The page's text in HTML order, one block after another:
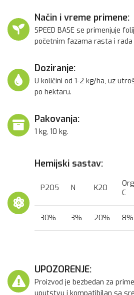
Način i vreme primene:
SPEED BASE se primenjuje
početnim fazama rasta i
Doziranje:
U količini od 1-2 kg/ha, uz
po hektaru.
Pakovanja:
1 kg, 10 kg.
Hemijski sastav:
P2O5 N K2O
C
30% 3% 20% 8%
UPOZORENJE:
Proizvod je bezbedan za